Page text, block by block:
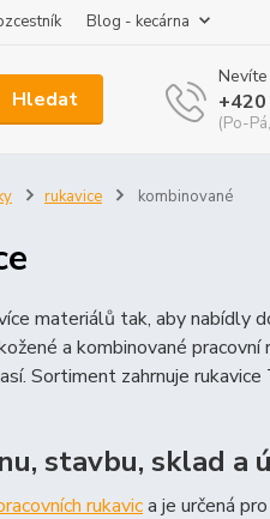
Blog - kecárna
Hledat
(Po-
rukavice kombinované
materiálů tak, aby nabídly
a kombinované pracovní
Sortiment zahrnuje
stavbu, sklad a
rukavica je určená